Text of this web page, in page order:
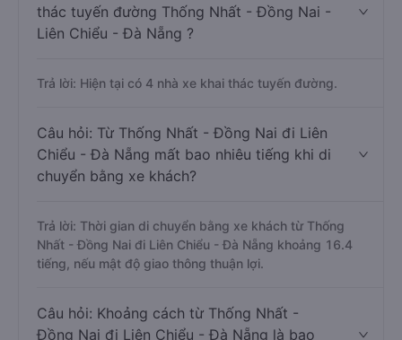
thác tuyến đường Thống Nhất - Đồng Nai -
Liên Chiểu - Đà Nẵng ?
Trả lời: Hiện tại có 4 nhà xe khai thác tuyến đường.
Câu hỏi: Từ Thống Nhất - Đồng Nai đi Liên
Chiểu - Đà Nẵng mất bao nhiêu tiếng khi di
chuyển bằng xe khách?
Trả lời: Thời gian di chuyển bằng xe khách từ Thống
Nhất - Đồng Nai đi Liên Chiểu - Đà Nẵng khoảng 16.4
tiếng, nếu mật độ giao thông thuận lợi.
Câu hỏi: Khoảng cách từ Thống Nhất -
Đồng Nai đi Liên Chiểu - Đà Nẵng là bao